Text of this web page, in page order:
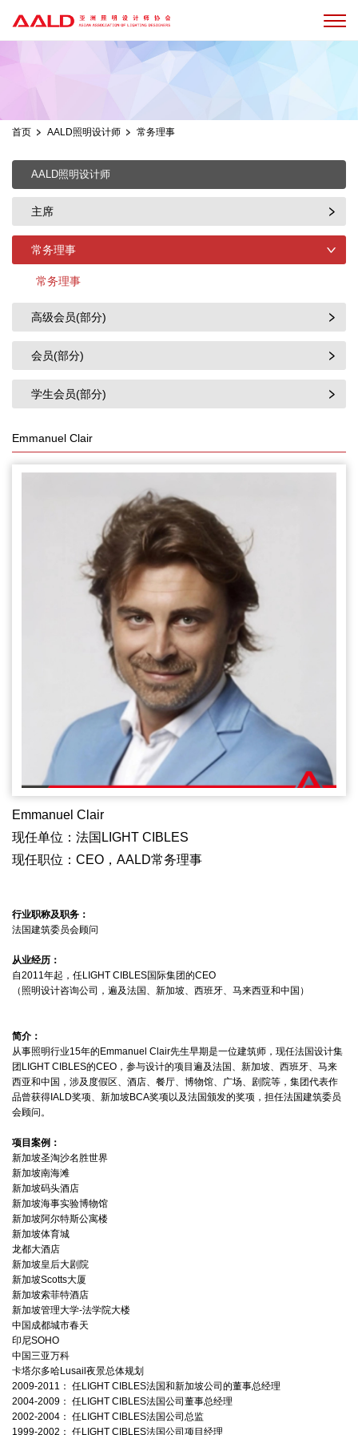
首页 AALD照明设计师 常务理事
AALD照明设计师
主席
常务理事
常务理事
高级会员(部分)
会员(部分)
学生会员(部分)
Emmanuel Clair
Emmanuel Clair
现任单位：法国LIGHT CIBLES
现任职位：CEO，AALD常务理事
行业职称及职务：
法国建筑委员会顾问
从业经历：
自2011年起，任LIGHT CIBLES国际集团的CEO
（照明设计咨询公司，遍及法国、新加坡、西班牙、马来西亚和中国）
简介：
从事照明行业15年的Emmanuel Clair先生早期是一位建筑师，现任法国设计集
团LIGHT CIBLES的CEO，参与设计的项目遍及法国、新加坡、西班牙、马来
西亚和中国，涉及度假区、酒店、餐厅、博物馆、广场、剧院等，集团代表作
品曾获得IALD奖项、新加坡BCA奖项以及法国颁发的奖项，担任法国建筑委员
会顾问。
项目案例：
新加坡圣淘沙名胜世界
新加坡南海滩
新加坡码头酒店
新加坡海事实验博物馆
新加坡阿尔特斯公寓楼
新加坡体育城
龙都大酒店
新加坡皇后大剧院
新加坡Scotts大厦
新加坡索菲特酒店
新加坡管理大学-法学院大楼
中国成都城市春天
印尼SOHO
中国三亚万科
卡塔尔多哈Lusail夜景总体规划
2009-2011： 任LIGHT CIBLES法国和新加坡公司的董事总经理
2004-2009： 任LIGHT CIBLES法国公司董事总经理
2002-2004： 任LIGHT CIBLES法国公司总监
1999-2002： 任LIGHT CIBLES法国公司项目经理